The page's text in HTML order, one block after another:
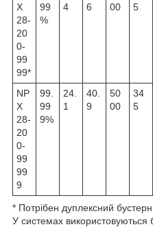
X
28-
20
0-
99
99*
99
%
4
6
00
5
NP
X
28-
20
0-
99
99
9
99.
99
9%
24.
1
40.
9
50
00
34
5
* Потрібен дуплексний
У системах використовуються